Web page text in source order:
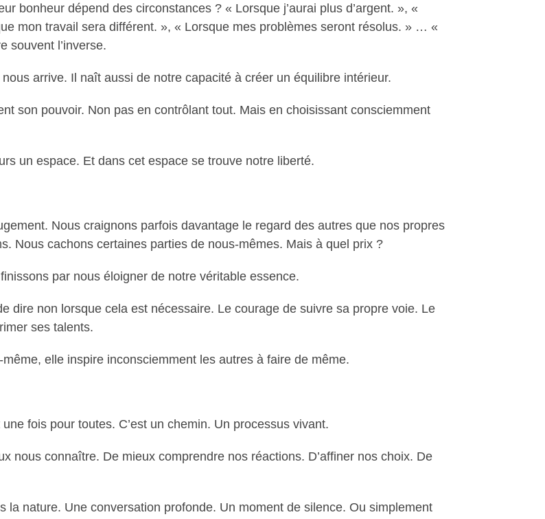
bonheur dépend des circonstances ? « Lorsque j’aurai plus d’argent. », «
mon travail sera différent. », « Lorsque mes problèmes seront résolus. » … «
souvent l’inverse.
arrive. Il naît aussi de notre capacité à créer un équilibre intérieur.
son pouvoir. Non pas en contrôlant tout. Mais en choisissant consciemment
un espace. Et dans cet espace se trouve notre liberté.
Nous craignons parfois davantage le regard des autres que nos propres
Nous cachons certaines parties de nous-mêmes. Mais à quel prix ?
par nous éloigner de notre véritable essence.
dire non lorsque cela est nécessaire. Le courage de suivre sa propre voie. Le
ses talents.
elle inspire inconsciemment les autres à faire de même.
fois pour toutes. C’est un chemin. Un processus vivant.
nous connaître. De mieux comprendre nos réactions. D’affiner nos choix. De
la nature. Une conversation profonde. Un moment de silence. Ou simplement